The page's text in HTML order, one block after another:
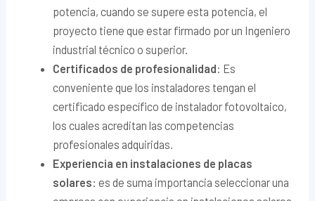
potencia, cuando se supere esta potencia, el
proyecto tiene que estar firmado por un Ingeniero
industrial técnico o superior.
Certificados de profesionalidad: Es
conveniente que los instaladores tengan el
certificado específico de instalador fotovoltaico,
los cuales acreditan las competencias
profesionales adquiridas.
Experiencia en instalaciones de placas
solares: es de suma importancia seleccionar una